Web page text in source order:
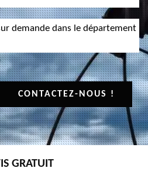
demande dans le département
CONTACTEZ-NOUS !
GRATUIT